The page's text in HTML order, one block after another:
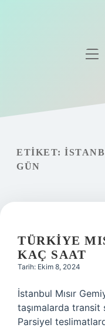
Gizlilik
Yasal Uyarı
ETIKET:
GÜN
TÜRKIYE
KAÇ SAAT
Tarih: Ekim 8, 2024
İstanbul Mısır
taşımalarda transit
Parsiyel